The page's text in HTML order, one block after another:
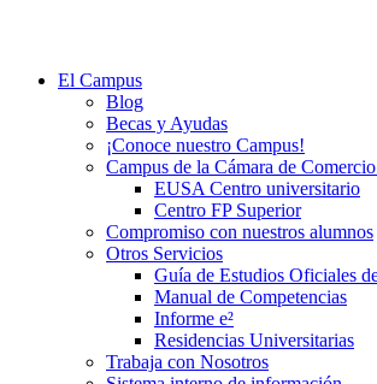
El Campus
Blog
Becas y Ayudas
¡Conoce nuestro Campus!
Campus de la Cámara de
EUSA Centro universitario
Centro FP Superior
Compromiso con nuestros alumnos
Otros Servicios
Guía de Estudios Oficiales
Manual de Competencias
Informe e²
Residencias Universitarias
Trabaja con Nosotros